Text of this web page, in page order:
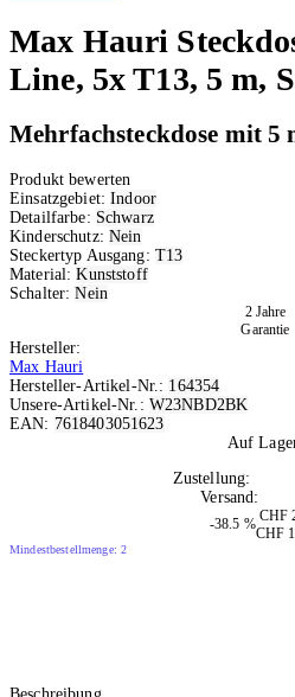
Max Hauri
Line, 5x T13, 5 m,
Mehrfachsteckdose mit 5
Produkt bewerten
Einsatzgebiet:Indoor
Detailfarbe: Schwarz
Kinderschutz: Nein
Steckertyp Ausgang: T13
Material:Kunststoff
Schalter:Nein
2 Jahre
Garantie
Hersteller:
Max Hauri
Hersteller-Artikel-Nr.: 164354
Unsere-Artikel-Nr.: W23NBD2BK
EAN: 7618403051623
Auf
Zustellung:
Versand:
-38.5 %
CHF
CHF
Mindestbestellmenge: 2